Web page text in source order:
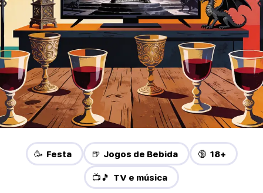
🥳 Festa 🍺 Jogos de Bebida 🔞 18+
📺🎵 TV e música